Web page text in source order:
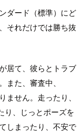
ダード（標準）にど
それだけでは勝ち抜
居て、彼らとトラブ
た、審査中、
せん。走ったり、
り、じっとポーズを
しまったり、不安で